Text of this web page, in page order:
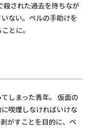
殺された過去を持ちなが
ない。ペルの⼿助けを
とに。
しまった⻘年。 仮⾯の
喫煙しなければいけな
がすことを⽬的に、ペ